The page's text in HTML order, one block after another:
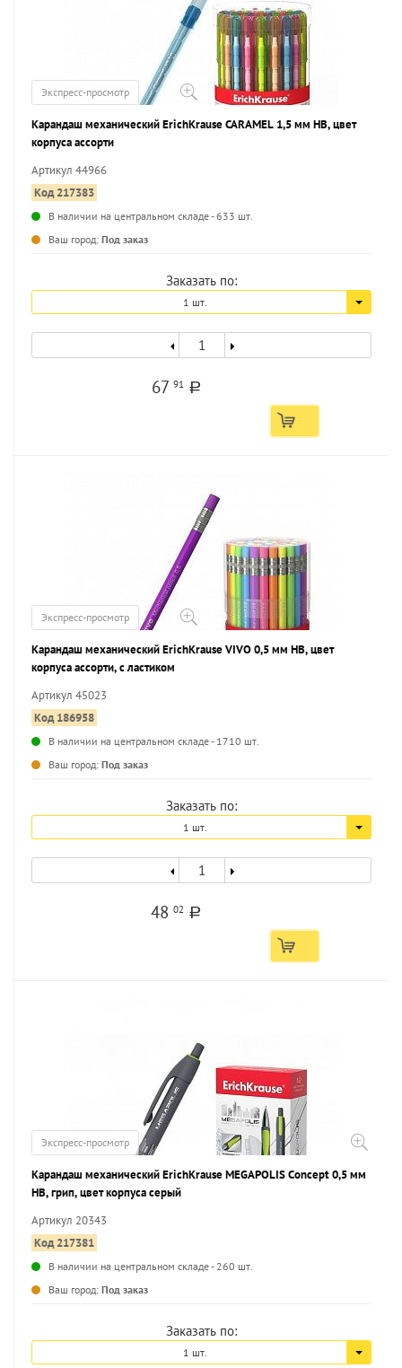
Экспресс-просмотр
Карандаш механический ErichKrause CARAMEL 1,5 мм НВ, цвет
корпуса ассорти
Артикул 44966
Код 217383
В наличии на центральном складе - 633 шт.
Ваш город: Под заказ
Заказать по:
1 шт.
67 91 a
Экспресс-просмотр
Карандаш механический ErichKrause VIVO 0,5 мм НВ, цвет
корпуса ассорти, с ластиком
Артикул 45023
Код 186958
В наличии на центральном складе - 1710 шт.
Ваш город: Под заказ
Заказать по:
1 шт.
4802 a
Экспресс-просмотр
Карандаш механический ErichKrause MEGAPOLIS Concept 0,5 мм
НВ, грип, цвет корпуса серый
Артикул 20343
Код 217381
В наличии на центральном складе - 260 шт.
Ваш город: Под заказ
Заказать по:
1 шт.